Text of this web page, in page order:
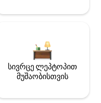
სივრცე ლეპტოპით
მუშაობისთვის